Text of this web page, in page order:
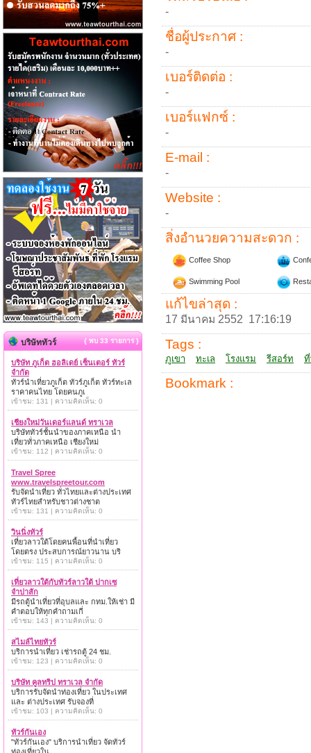
-
ชื่อผู้ประกาศ :
-
เบอร์ติดต่อ :
-
เบอร์แฟกซ์ :
-
E-mail :
-
Website :
-
สิ่งอำนวยความสะดวก :
Coffee Shop
Swimming Pool
แก้ไขล่าสุด :
17 มีนาคม 2552 17:16:19
Tags :
ภูเขา ทะเล โรงแรม รีสอร์ท
Bookmark :
บริษัททัวร์ { พบ 33 รายการ }
บริษัท ภูเก็ต ฮอลิเดย์ เซ็นเตอร์ ทัวร์
จำกัด
ทัวร์นำเที่ยวภูเก็ต ทัวร์ภูเก็ต ทัวร์ทะเล
ราคาคนไทย โดยคนภูเ
เข้าชม: 131 | ความคิดเห็น: 0
เชียงใหม่วันเดอร์แลนด์ ทราเวล
บริษัททัวร์ชั้นนำของภาคเหนือ นำ
เที่ยวทั่วภาคเหนือ เชียงใหม่
เข้าชม: 112 | ความคิดเห็น: 0
Travel Spree
www.travelspreetour.com
รับจัดนำเที่ยว ทั่วไทยและต่างประเทศ
ทัวร์ไทยสำหรับชาวต่างชาต
เข้าชม: 131 | ความคิดเห็น: 0
วินนิ่งทัวร์
เที่ยวลาวใต้โดยคนพื้อนที่นำเที่ยว
โดยตรง ประสบการณ์ยาวนาน บริ
เข้าชม: 115 | ความคิดเห็น: 0
เที่ยวลาวใต้กับทัวร์ลาวใต้ ปากเซ
จำปาสัก
มีรถตู้นำเที่ยวที่อุบลและ กทม.ให้เช่า มี
คำตอบให้ทุกคำถามเกี่
เข้าชม: 143 | ความคิดเห็น: 0
สไมล์ไทยทัวร์
บริการนำเที่ยว เช่ารถตู้ 24 ชม.
เข้าชม: 123 | ความคิดเห็น: 0
บริษัท คูลทริป ทราเวล จำกัด
บริการรับจัดนำท่องเที่ยว ในประเทศ
และ ต่างประเทศ รับจองที่
เข้าชม: 103 | ความคิดเห็น: 0
ทัวร์กันเอง
"ทัวร์กันเอง" บริการนำเที่ยว จัดทัวร์